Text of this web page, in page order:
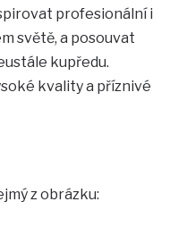
profesionální i
světě, a posouvat
kupředu.
kvality a příznivé
z obrázku: